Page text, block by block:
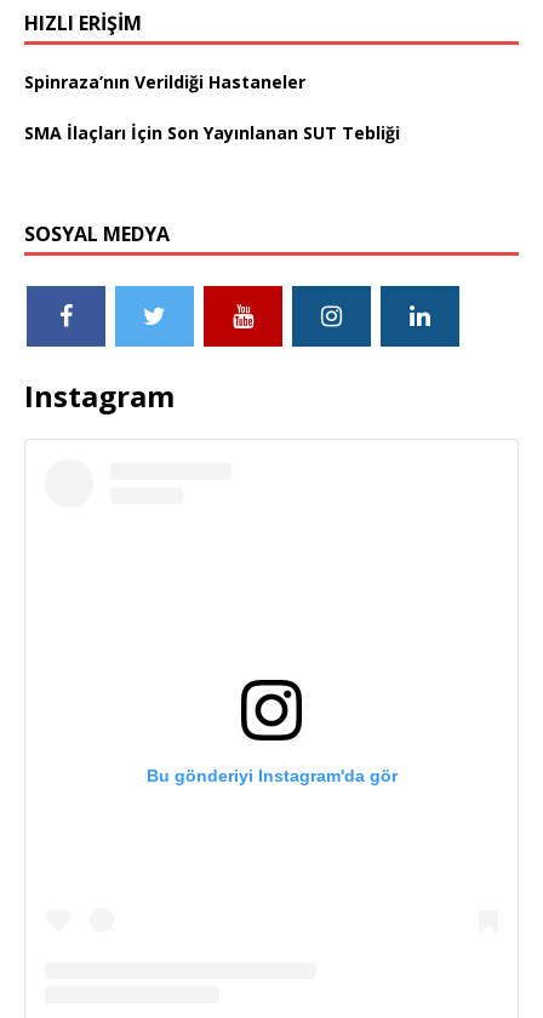
HIZLI ERIŞIM
Spinraza’nın Verildiği Hastaneler
SMA İlaçları İçin Son Yayınlanan SUT Tebliği
SOSYAL MEDYA
Instagram
Bu gönderiyi Instagram'da gör